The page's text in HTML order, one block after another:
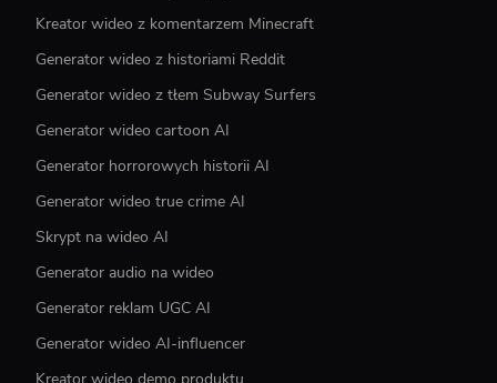
Kreator wideo z komentarzem Minecraft
Generator wideo z historiami Reddit
Generator wideo z tłem Subway Surfers
Generator wideo cartoon AI
Generator horrorowych historii AI
Generator wideo true crime AI
Skrypt na wideo AI
Generator audio na wideo
Generator reklam UGC AI
Generator wideo AI-influencer